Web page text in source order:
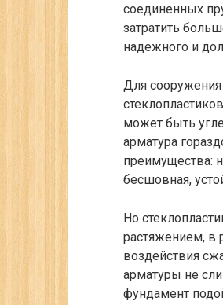
соединенных
затратить
надежного и
Для сооружения
может быть
арматура
преимущества:
бесшовная,
Но
растяжением, в
воздействия
арматуры не
фундамент